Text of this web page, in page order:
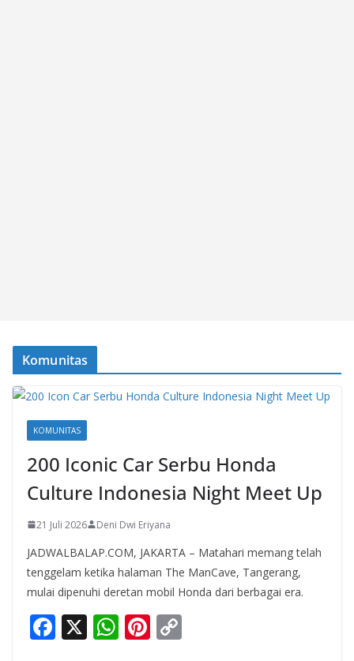
Komunitas
KOMUNITAS
200 Iconic Car Serbu Honda
Culture Indonesia Night Meet Up
21 Juli 2026 Deni Dwi Eriyana
JADWALBALAP.COM, JAKARTA – Matahari memang telah
tenggelam ketika halaman The ManCave, Tangerang,
mulai dipenuhi deretan mobil Honda dari berbagai era.
F X W Pi